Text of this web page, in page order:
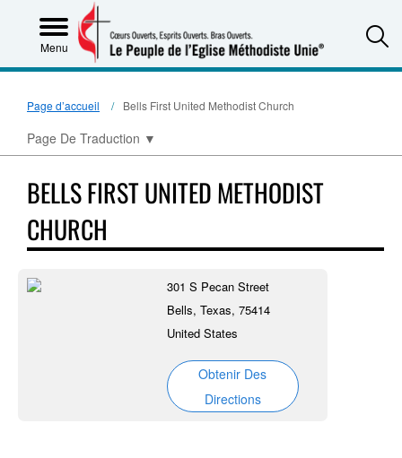
Menu
Page d’accueil Bells First United Methodist Church
Page De Traduction ▼
BELLS FIRST UNITED METHODIST
CHURCH
301 S Pecan Street
Bells, Texas, 75414
United States
Obtenir Des
Directions